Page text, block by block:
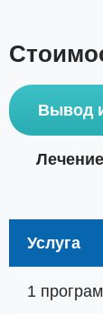
Вывод
Услуга
1